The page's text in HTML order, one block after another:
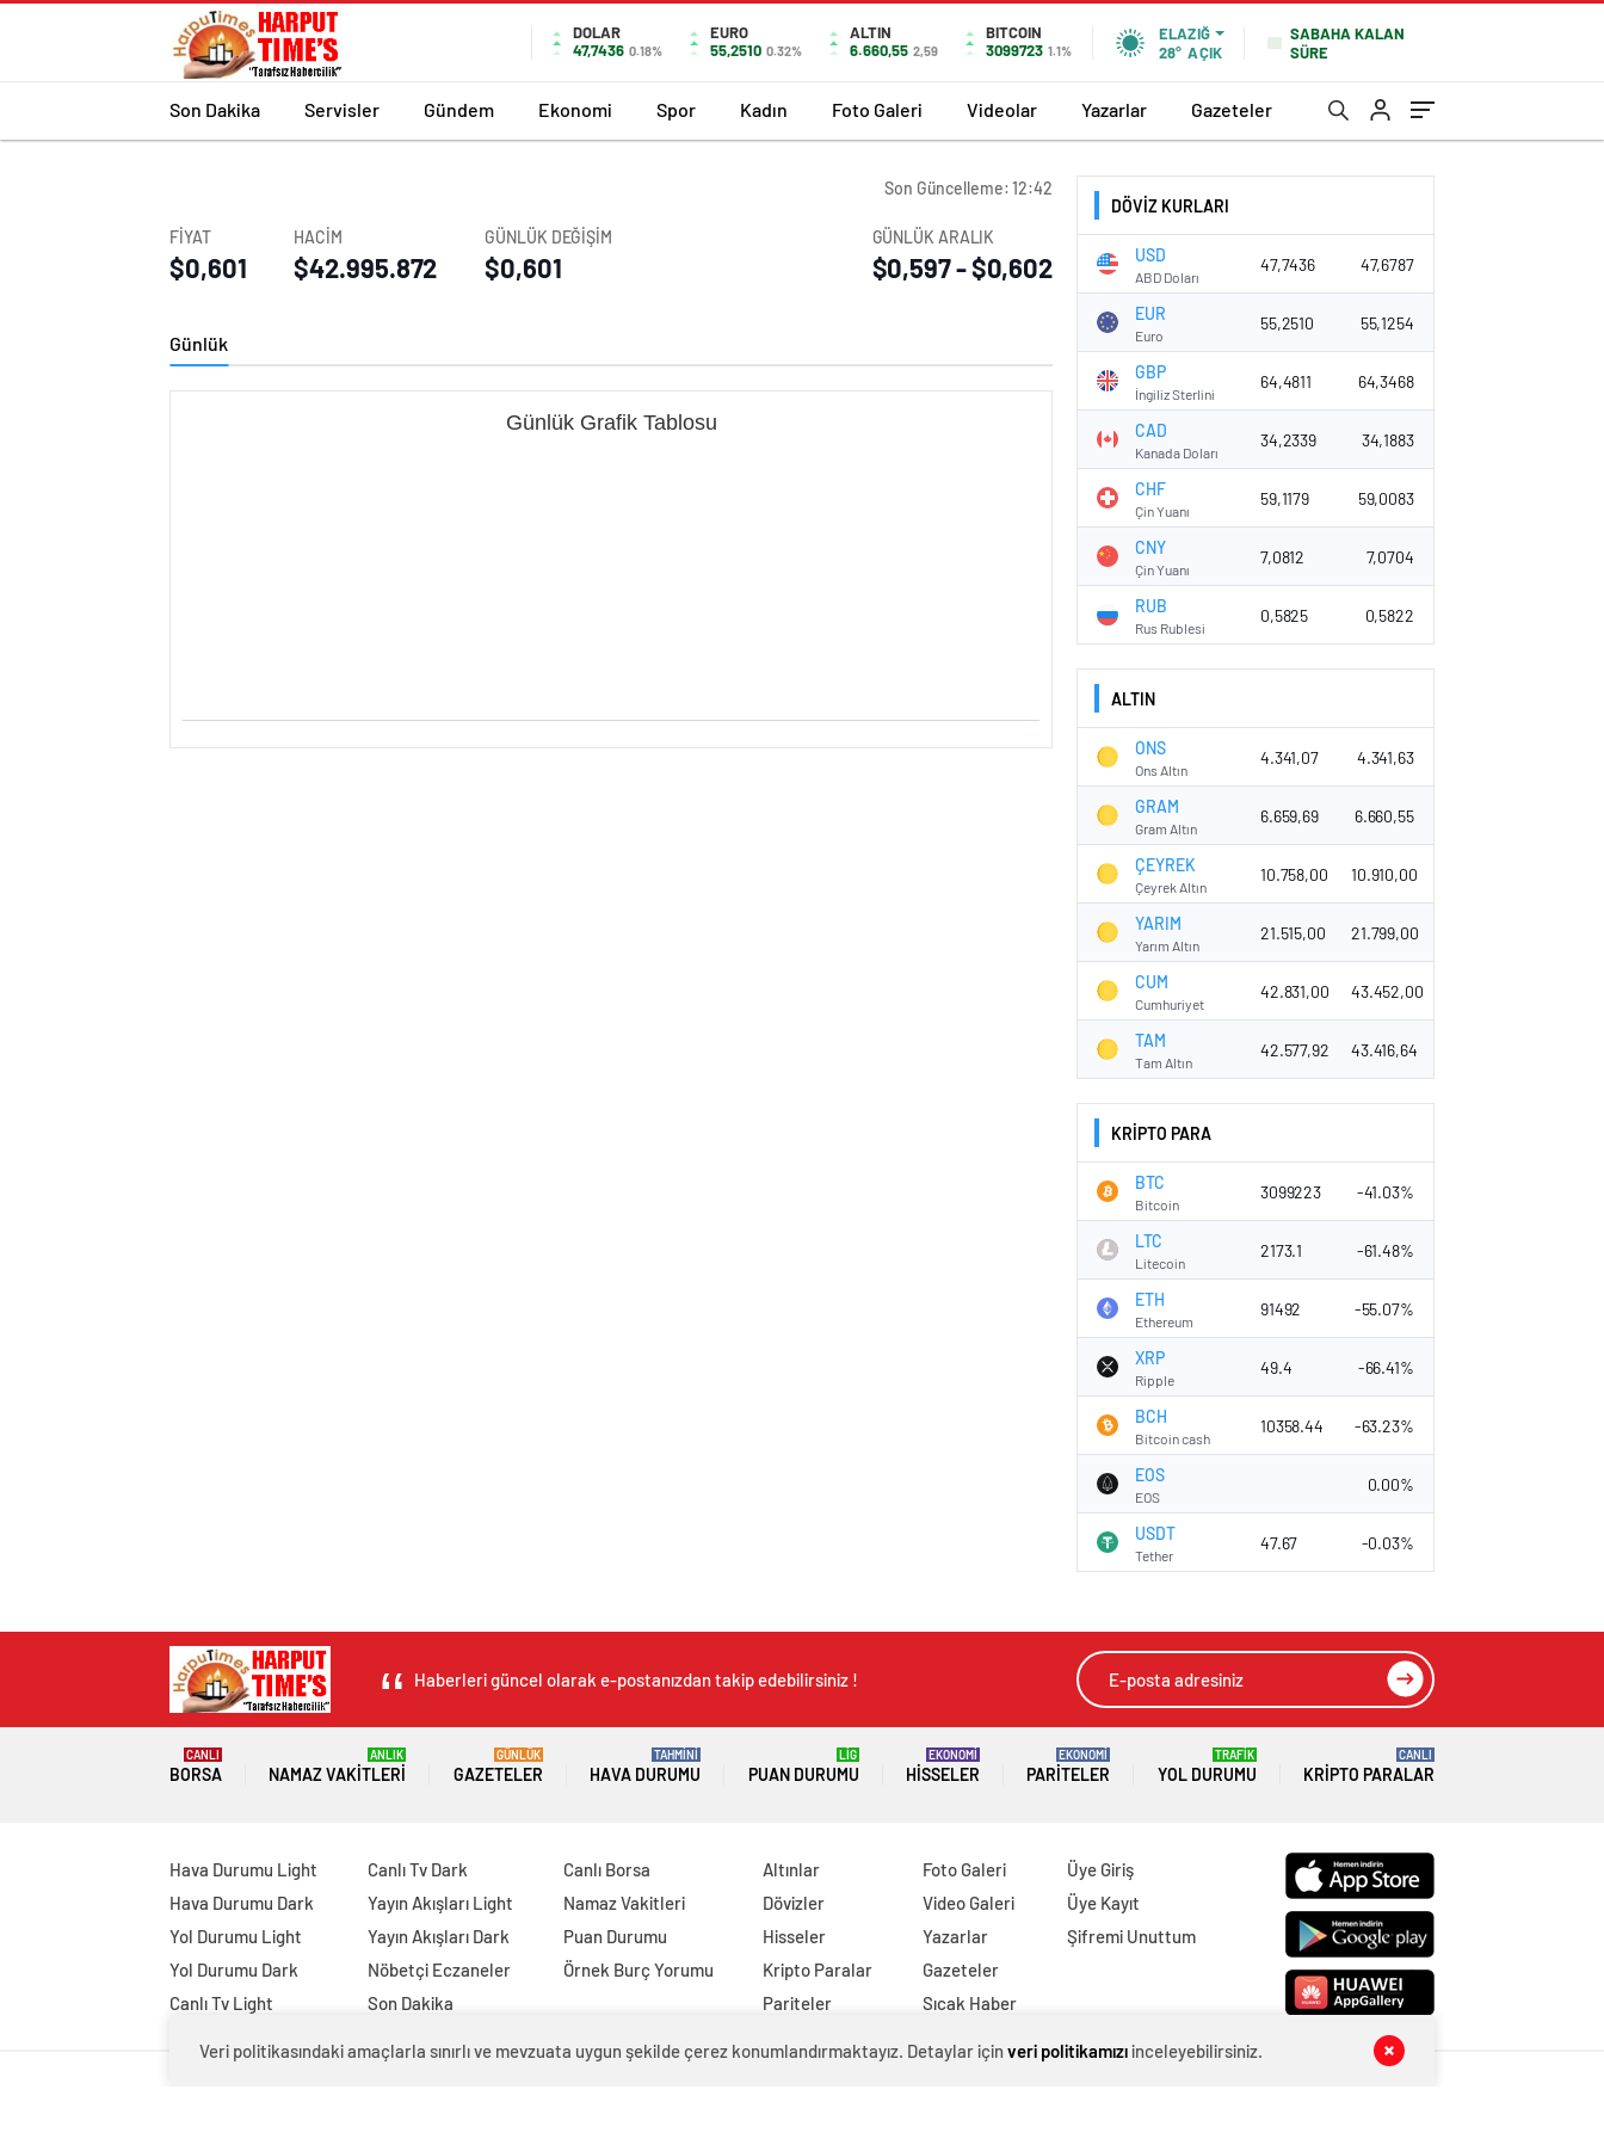
DOLAR
47,7436 0.18%
EURO
55,2510 0.32%
ALTIN
6.660,55 2,59
BITCOIN
3099723 1.1%
ELAZIĞ
28° AÇIK
SABAHA KALAN
SÜRE
Son Dakika Servisler Gündem Ekonomi Spor Kadın Foto Galeri Videolar Yazarlar Gazeteler
Son Güncelleme: 12:42
FİYAT
$0,601
HACİM
$42.995.872
GÜNLÜK DEĞİŞİM
$0,601
GÜNLÜK ARALIK
$0,597 - $0,602
Günlük
Günlük Grafik Tablosu
DÖVİZ KURLARI
USD
ABD Doları
47,7436 47,6787
EUR
Euro
55,2510 55,1254
GBP
İngiliz Sterlini
64,4811 64,3468
CAD
Kanada Doları
34,2339 34,1883
CHF
Çin Yuanı
59,1179 59,0083
CNY
Çin Yuanı
7,0812 7,0704
RUB
Rus Rublesi
0,5825 0,5822
ALTIN
ONS
Ons Altın
4.341,07 4.341,63
GRAM
Gram Altın
6.659,69 6.660,55
ÇEYREK
Çeyrek Altın
10.758,00 10.910,00
YARIM
Yarım Altın
21.515,00 21.799,00
CUM
Cumhuriyet
42.831,00 43.452,00
TAM
Tam Altın
42.577,92 43.416,64
KRİPTO PARA
BTC
Bitcoin
3099223 -41.03%
LTC
Litecoin
2173.1 -61.48%
ETH
Ethereum
91492 -55.07%
XRP
Ripple
49.4 -66.41%
BCH
Bitcoin cash
10358.44 -63.23%
EOS
EOS
0.00%
USDT
Tether
47.67 -0.03%
Haberleri güncel olarak e-postanızdan takip edebilirsiniz !
BORSA
CANLI
NAMAZ VAKITLERI
ANLIK
GAZETELER
GÜNLÜK
HAVA DURUMU
TAHMİNİ
PUAN DURUMU
LİG
HISSELER
EKONOMİ
PARITELER
EKONOMİ
YOL DURUMU
TRAFİK
KRIPTO PARALAR
CANLI
Hava Durumu Light
Hava Durumu Dark
Yol Durumu Light
Yol Durumu Dark
Canlı Tv Light
Canlı Tv Dark
Yayın Akışları Light
Yayın Akışları Dark
Nöbetçi Eczaneler
Son Dakika
Canlı Borsa
Namaz Vakitleri
Puan Durumu
Örnek Burç Yorumu
Altınlar
Dövizler
Hisseler
Kripto Paralar
Pariteler
Foto Galeri
Video Galeri
Yazarlar
Gazeteler
Sıcak Haber
Üye Giriş
Üye Kayıt
Şifremi Unuttum
Veri politikasındaki amaçlarla sınırlı ve mevzuata uygun şekilde çerez konumlandırmaktayız. Detaylar için veri politikamızıinceleyebilirsiniz.